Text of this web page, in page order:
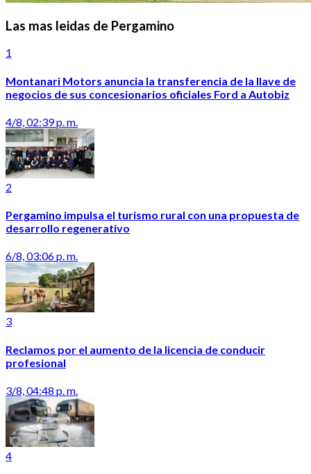
Las mas leidas de Pergamino
1
Montanari Motors anuncia la transferencia de la llave de
negocios de sus concesionarios oficiales Ford a Autobiz
4/8, 02:39 p. m.
2
Pergamino impulsa el turismo rural con una propuesta de
desarrollo regenerativo
6/8, 03:06 p. m.
3
Reclamos por el aumento de la licencia de conducir
profesional
3/8, 04:48 p. m.
4